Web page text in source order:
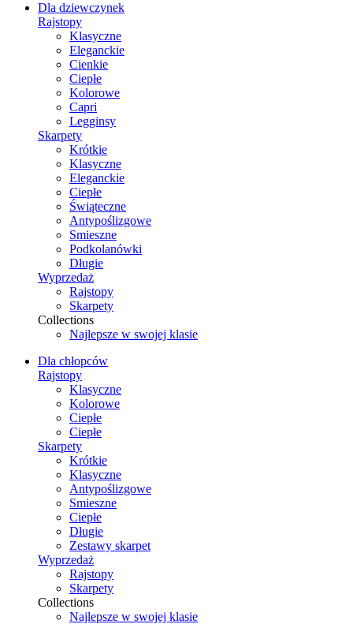
Dla dziewczynek
Rajstopy
Klasyczne
Eleganckie
Cienkie
Ciepłe
Kolorowe
Capri
Legginsy
Skarpety
Krótkie
Klasyczne
Eleganckie
Ciepłe
Świąteczne
Antypoślizgowe
Smieszne
Podkolanówki
Długie
Wyprzedaż
Rajstopy
Skarpety
Collections
Najlepsze w swojej klasie
Dla chłopców
Rajstopy
Klasyczne
Kolorowe
Ciepłe
Ciepłe
Skarpety
Krótkie
Klasyczne
Antypoślizgowe
Smieszne
Ciepłe
Długie
Zestawy skarpet
Wyprzedaż
Rajstopy
Skarpety
Collections
Najlepsze w swojej klasie